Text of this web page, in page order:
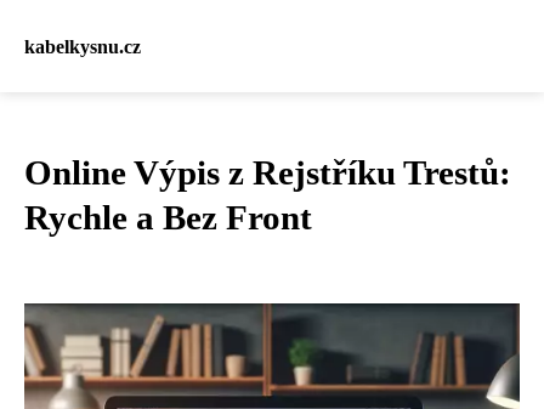
kabelkysnu.cz
Online Výpis z Rejstříku Trestů:
Rychle a Bez Front